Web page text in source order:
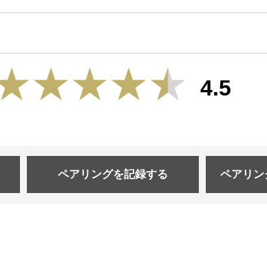
4.5
ペアリングを記録する ペアリン